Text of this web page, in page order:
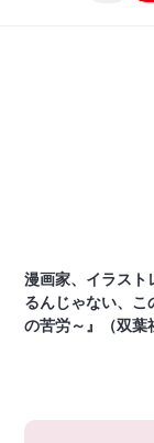
漫画家、イラスト
るんじゃない、こ
の苦労～』（双葉